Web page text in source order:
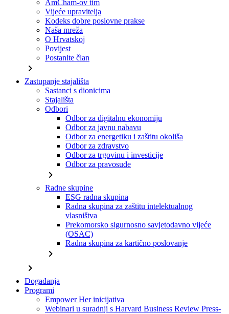
AmCham-ov tim
Vijeće upravitelja
Kodeks dobre poslovne prakse
Naša mreža
O Hrvatskoj
Povijest
Postanite član
chevron_right
Zastupanje stajališta
Sastanci s dionicima
Stajališta
Odbori
Odbor za digitalnu ekonomiju
Odbor za javnu nabavu
Odbor za energetiku i zaštitu okoliša
Odbor za zdravstvo
Odbor za trgovinu i investicije
Odbor za pravosuđe
chevron_right
Radne skupine
ESG radna skupina
Radna skupina za zaštitu intelektualnog
vlasništva
Prekomorsko sigurnosno savjetodavno vijeće
(OSAC)
Radna skupina za kartično poslovanje
chevron_right
chevron_right
Događanja
Programi
Empower Her inicijativa
Webinari u suradnji s Harvard Business Review Press-